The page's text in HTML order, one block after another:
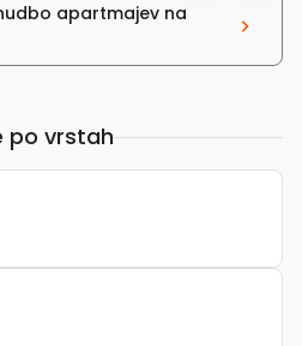
apartmajev na
po vrstah